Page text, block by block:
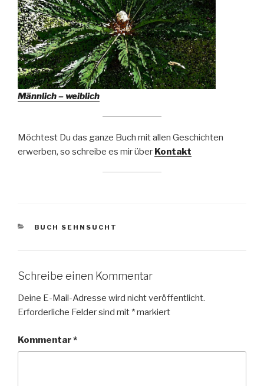
Männlich – weiblich
Möchtest Du das ganze Buch mit allen Geschichten
erwerben, so schreibe es mir über Kontakt
KATEGORIEN
BUCH SEHNSUCHT
Schreibe einen Kommentar
Deine E-Mail-Adresse wird nicht veröffentlicht.
Erforderliche Felder sind mit *markiert
Kommentar*